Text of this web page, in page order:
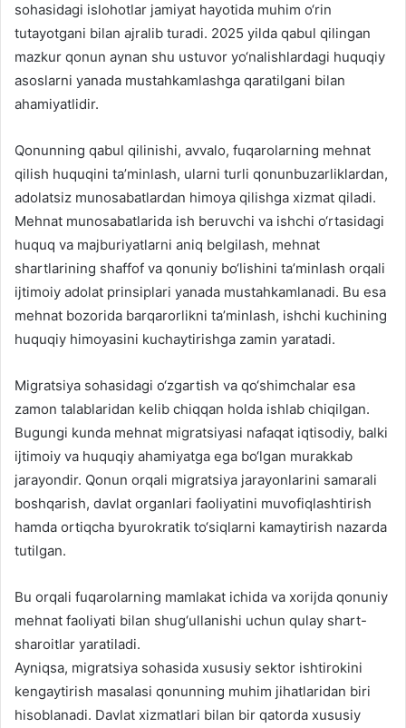
sohasidagi islohotlar jamiyat hayotida muhim o‘rin
tutayotgani bilan ajralib turadi. 2025 yilda qabul qilingan
mazkur qonun aynan shu ustuvor yo‘nalishlardagi huquqiy
asoslarni yanada mustahkamlashga qaratilgani bilan
ahamiyatlidir.
Qonunning qabul qilinishi, avvalo, fuqarolarning mehnat
qilish huquqini ta’minlash, ularni turli qonunbuzarliklardan,
adolatsiz munosabatlardan himoya qilishga xizmat qiladi.
Mehnat munosabatlarida ish beruvchi va ishchi o‘rtasidagi
huquq va majburiyatlarni aniq belgilash, mehnat
shartlarining shaffof va qonuniy bo‘lishini ta’minlash orqali
ijtimoiy adolat prinsiplari yanada mustahkamlanadi. Bu esa
mehnat bozorida barqarorlikni ta’minlash, ishchi kuchining
huquqiy himoyasini kuchaytirishga zamin yaratadi.
Migratsiya sohasidagi o‘zgartish va qo‘shimchalar esa
zamon talablaridan kelib chiqqan holda ishlab chiqilgan.
Bugungi kunda mehnat migratsiyasi nafaqat iqtisodiy, balki
ijtimoiy va huquqiy ahamiyatga ega bo‘lgan murakkab
jarayondir. Qonun orqali migratsiya jarayonlarini samarali
boshqarish, davlat organlari faoliyatini muvofiqlashtirish
hamda ortiqcha byurokratik to‘siqlarni kamaytirish nazarda
tutilgan.
Bu orqali fuqarolarning mamlakat ichida va xorijda qonuniy
mehnat faoliyati bilan shug‘ullanishi uchun qulay shart-
sharoitlar yaratiladi.
Ayniqsa, migratsiya sohasida xususiy sektor ishtirokini
kengaytirish masalasi qonunning muhim jihatlaridan biri
hisoblanadi. Davlat xizmatlari bilan bir qatorda xususiy